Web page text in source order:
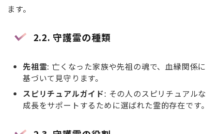
ます。
2.2. 守護霊の種類
先祖霊: 亡くなった家族や先祖の魂で、血縁関係に
基づいて見守ります。
スピリチュアルガイド: その人のスピリチュアルな
成長をサポートするために選ばれた霊的存在です。